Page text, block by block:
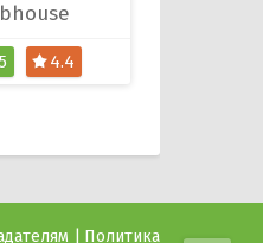
4.4
Политика